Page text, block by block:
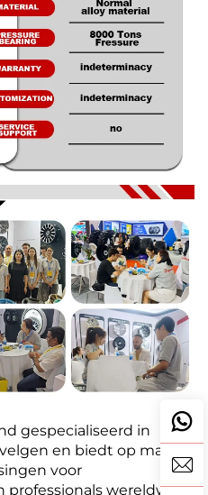
gespecialiseerd in
en biedt op maat
voor
wereldwijd.